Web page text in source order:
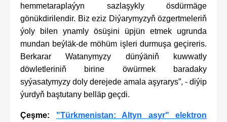
hemmetaraplaýyn sazlaşykly ösdürmäge
gönükdirilendir. Biz eziz Diýarymyzyň özgertmeleriň
ýoly bilen ynamly ösüşini üpjün etmek ugrunda
mundan beýläk-de möhüm işleri durmuşa geçireris.
Berkarar Watanymyzy dünýäniň kuwwatly
döwletleriniň birine öwürmek baradaky
syýasatymyzy doly derejede amala aşyrarys”, - diýip
ýurdyň baştutany belläp geçdi.
Çeşme: "Türkmenistan: Altyn asyr" elektron